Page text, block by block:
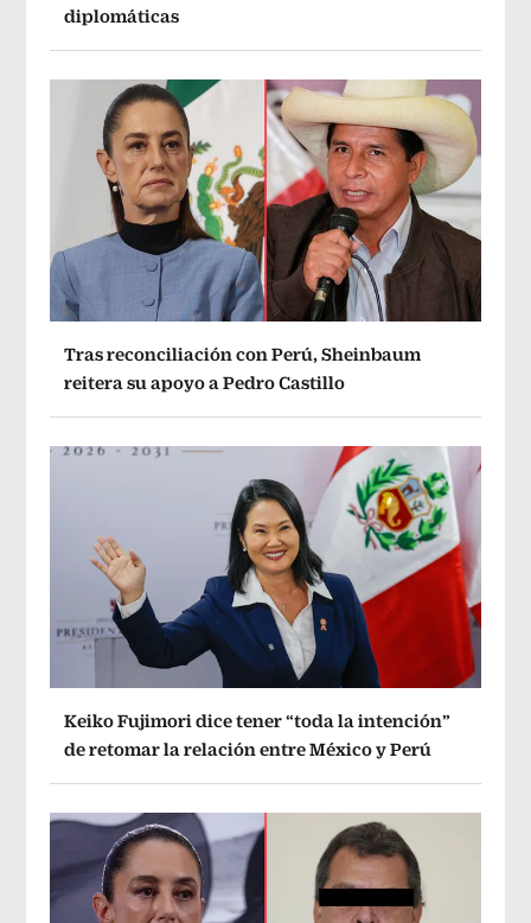
diplomáticas
Tras reconciliación con Perú, Sheinbaum
reitera su apoyo a Pedro Castillo
Keiko Fujimori dice tener “toda la intención”
de retomar la relación entre México y Perú